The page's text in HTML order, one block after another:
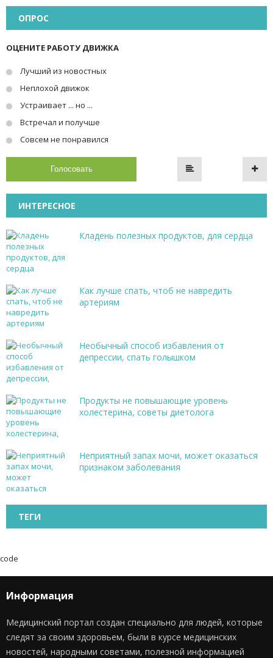
ОПРОС
ОЦЕНИТЕ РАБОТУ ДВИЖКА
Лучший из новостных
Неплохой движок
Устраивает ... но ...
Встречал и получше
Совсем не понравился
Голосовать
ИНТЕРЕСНОЕ
Кладень полезных продуктов, для сердца
Как лучше спать, чтоб не навредить
артериям
Необычный способ избавления от
депрессии, спать голышком
Продукты не повышающие уровень
холестерина, советы диетолога
Неприятный запах мочи, может оказаться
признаком заболевания
ТЕГИ
code
Информация
Медицинский портал создан специально для людей, которые
следят за своим здоровьем, были в курсе медицинских
новостей, народными советами, полезной информацией